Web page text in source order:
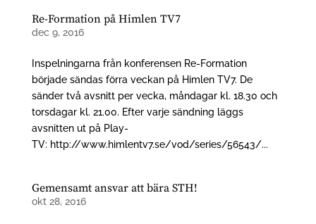
Re-Formation på Himlen TV7
dec 9, 2016
Inspelningarna från konferensen Re-Formation
började sändas förra veckan på Himlen TV7. De
sänder två avsnitt per vecka, måndagar kl. 18.30 och
torsdagar kl. 21.00. Efter varje sändning läggs
avsnitten ut på Play-
TV: http://www.himlentv7.se/vod/series/56543/...
Gemensamt ansvar att bära STH!
okt 28, 2016